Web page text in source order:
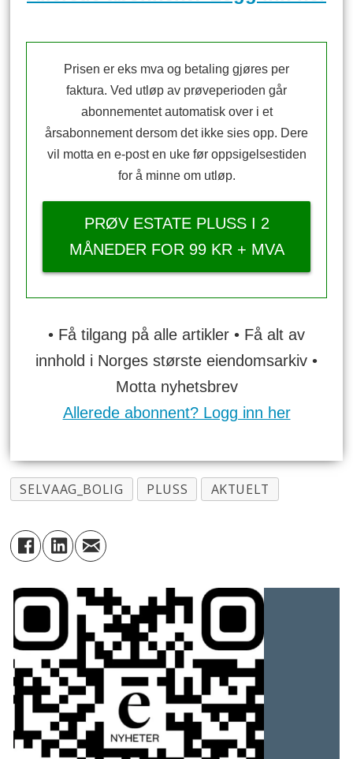
Prisen er eks mva og betaling gjøres per
faktura. Ved utløp av prøveperioden går
abonnementet automatisk over i et
årsabonnement dersom det ikke sies opp. Dere
vil motta en e-post en uke før oppsigelsestiden
for å minne om utløp.
PRØV ESTATE PLUSS I 2
MÅNEDER FOR 99 KR + MVA
• Få tilgang på alle artikler • Få alt av
innhold i Norges største eiendomsarkiv •
Motta nyhetsbrev
Allerede abonnent? Logg inn her
SELVAAG_BOLIG PLUSS AKTUELT